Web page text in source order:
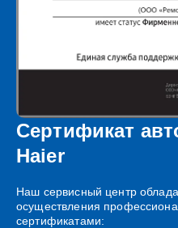
Сертификат
Haier
Наш сервисный центр
осуществления
сертификатами: